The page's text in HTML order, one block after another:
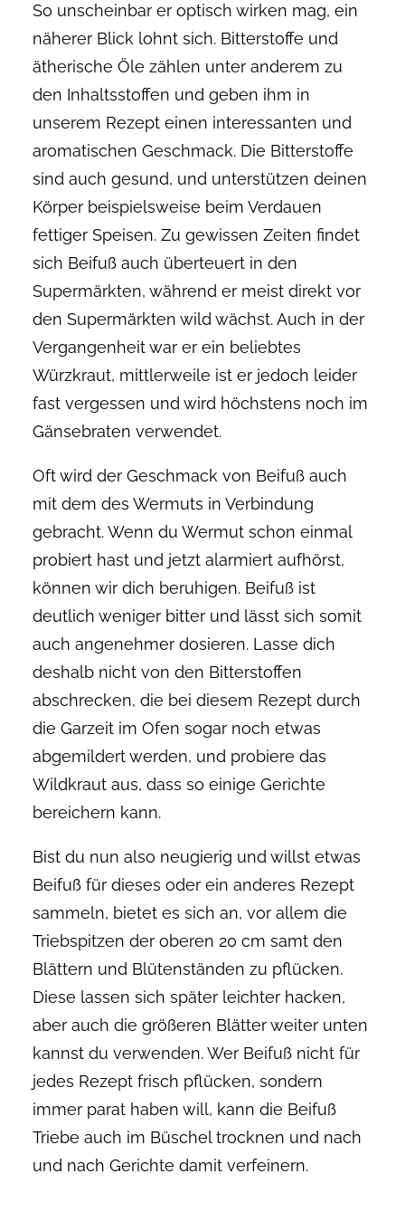
So unscheinbar er optisch wirken mag, ein
näherer Blick lohnt sich. Bitterstoffe und
ätherische Öle zählen unter anderem zu
den Inhaltsstoffen und geben ihm in
unserem Rezept einen interessanten und
aromatischen Geschmack. Die Bitterstoffe
sind auch gesund, und unterstützen deinen
Körper beispielsweise beim Verdauen
fettiger Speisen. Zu gewissen Zeiten findet
sich Beifuß auch überteuert in den
Supermärkten, während er meist direkt vor
den Supermärkten wild wächst. Auch in der
Vergangenheit war er ein beliebtes
Würzkraut, mittlerweile ist er jedoch leider
fast vergessen und wird höchstens noch im
Gänsebraten verwendet.
Oft wird der Geschmack von Beifuß auch
mit dem des Wermuts in Verbindung
gebracht. Wenn du Wermut schon einmal
probiert hast und jetzt alarmiert aufhörst,
können wir dich beruhigen. Beifuß ist
deutlich weniger bitter und lässt sich somit
auch angenehmer dosieren. Lasse dich
deshalb nicht von den Bitterstoffen
abschrecken, die bei diesem Rezept durch
die Garzeit im Ofen sogar noch etwas
abgemildert werden, und probiere das
Wildkraut aus, dass so einige Gerichte
bereichern kann.
Bist du nun also neugierig und willst etwas
Beifuß für dieses oder ein anderes Rezept
sammeln, bietet es sich an, vor allem die
Triebspitzen der oberen 20 cm samt den
Blättern und Blütenständen zu pflücken.
Diese lassen sich später leichter hacken,
aber auch die größeren Blätter weiter unten
kannst du verwenden. Wer Beifuß nicht für
jedes Rezept frisch pflücken, sondern
immer parat haben will, kann die Beifuß
Triebe auch im Büschel trocknen und nach
und nach Gerichte damit verfeinern.